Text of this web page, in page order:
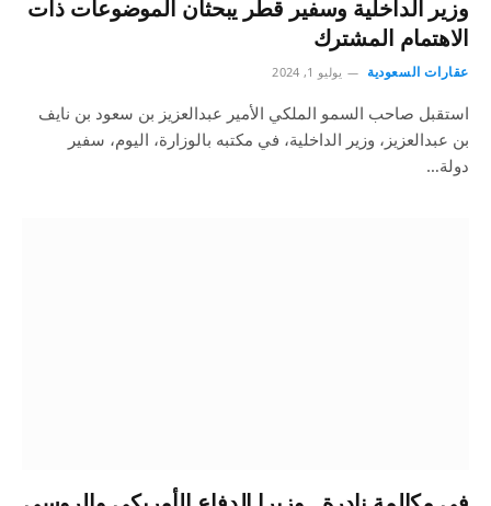
وزير الداخلية وسفير قطر يبحثان الموضوعات ذات
الاهتمام المشترك
عقارات السعودية يوليو 1, 2024
استقبل صاحب السمو الملكي الأمير عبدالعزيز بن سعود بن نايف
بن عبدالعزيز، وزير الداخلية، في مكتبه بالوزارة، اليوم، سفير
دولة…